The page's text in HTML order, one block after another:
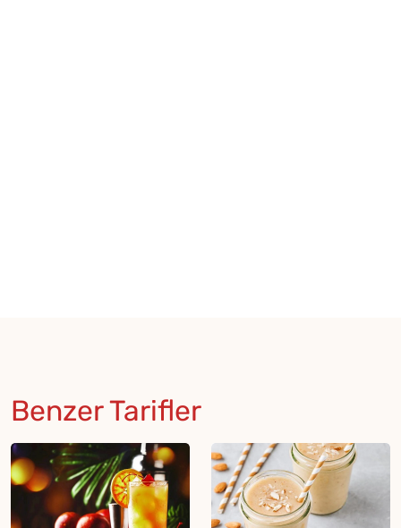
Benzer Tarifler